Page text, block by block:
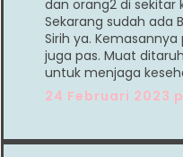
dan orang2 di sekitar
Sekarang sudah ada
Sirih ya.
juga pas. Muat
untuk menjaga
24 Februari 2023